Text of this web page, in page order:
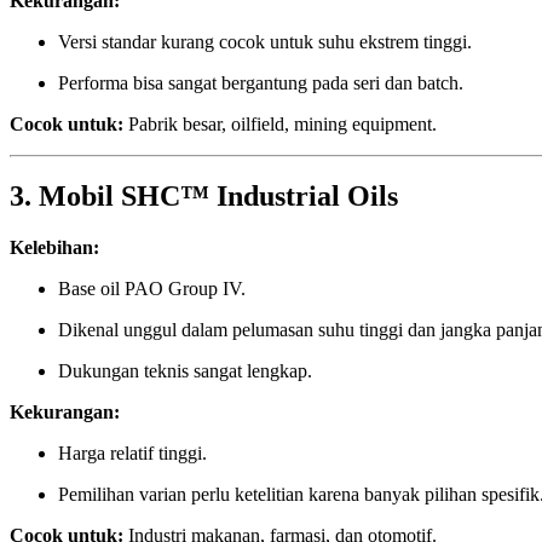
Versi standar kurang cocok untuk suhu ekstrem tinggi.
Performa bisa sangat bergantung pada seri dan batch.
Cocok untuk: Pabrik besar, oilfield, mining equipment.
3. Mobil SHC™ Industrial Oils
Kelebihan:
Base oil PAO Group IV.
Dikenal unggul dalam pelumasan suhu tinggi dan jangka
Dukungan teknis sangat lengkap.
Kekurangan:
Harga relatif tinggi.
Pemilihan varian perlu ketelitian karena banyak pilihan spesifik.
Cocok untuk: Industri makanan, farmasi, dan otomotif.